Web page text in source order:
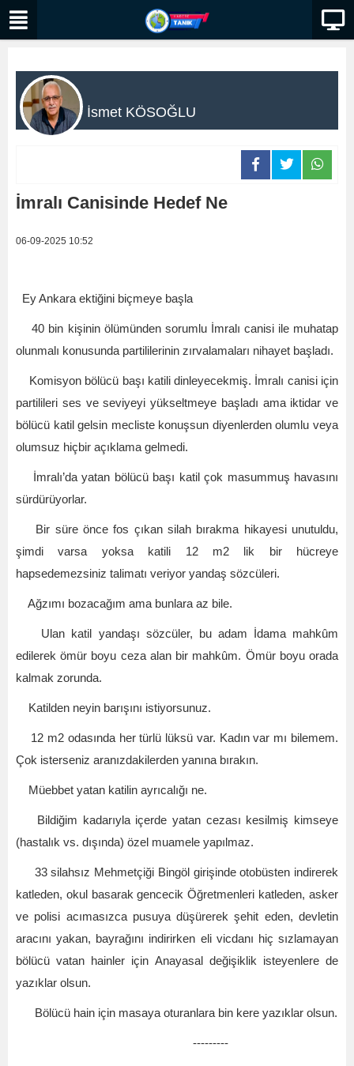
İsmet KÖSOĞLU
İmralı Canisinde Hedef Ne
06-09-2025 10:52
Ey Ankara ektiğini biçmeye başla
40 bin kişinin ölümünden sorumlu İmralı canisi ile muhatap
olunmalı konusunda partililerinin zırvalamaları nihayet başladı.
Komisyon bölücü başı katili dinleyecekmiş. İmralı canisi için
partilileri ses ve seviyeyi yükseltmeye başladı ama iktidar ve
bölücü katil gelsin mecliste konuşsun diyenlerden olumlu veya
olumsuz hiçbir açıklama gelmedi.
İmralı’da yatan bölücü başı katil çok masummuş havasını
sürdürüyorlar.
Bir süre önce fos çıkan silah bırakma hikayesi unutuldu,
şimdi varsa yoksa katili 12 m2 lik bir hücreye
hapsedemezsiniz talimatı veriyor yandaş sözcüleri.
Ağzımı bozacağım ama bunlara az bile.
Ulan katil yandaşı sözcüler, bu adam İdama mahkûm
edilerek ömür boyu ceza alan bir mahkûm. Ömür boyu orada
kalmak zorunda.
Katilden neyin barışını istiyorsunuz.
12 m2 odasında her türlü lüksü var. Kadın var mı bilemem.
Çok isterseniz aranızdakilerden yanına bırakın.
Müebbet yatan katilin ayrıcalığı ne.
Bildiğim kadarıyla içerde yatan cezası kesilmiş kimseye
(hastalık vs. dışında) özel muamele yapılmaz.
33 silahsız Mehmetçiği Bingöl girişinde otobüsten indirerek
katleden, okul basarak gencecik Öğretmenleri katleden, asker
ve polisi acımasızca pusuya düşürerek şehit eden, devletin
aracını yakan, bayrağını indirirken eli vicdanı hiç sızlamayan
bölücü vatan hainler için Anayasal değişiklik isteyenlere de
yazıklar olsun.
Bölücü hain için masaya oturanlara bin kere yazıklar olsun.
---------